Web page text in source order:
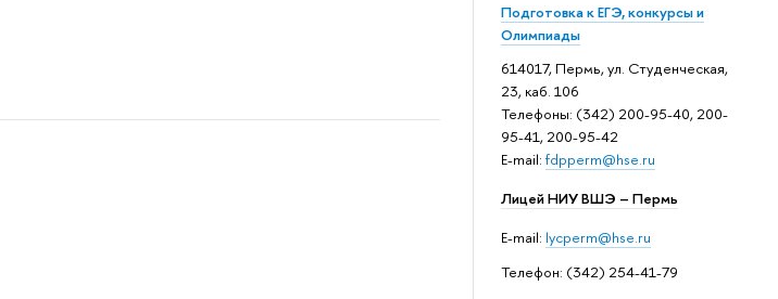
Подготовка к ЕГЭ, конкурсы и
Олимпиады
614017, Пермь, ул. Студенческая,
23, каб. 106
Телефоны: (342) 200-95-40, 200-
95-41, 200-95-42
E-mail: fdpperm@hse.ru
Лицей НИУ ВШЭ – Пермь
E-mail: lycperm@hse.ru
Телефон: (342) 254-41-79